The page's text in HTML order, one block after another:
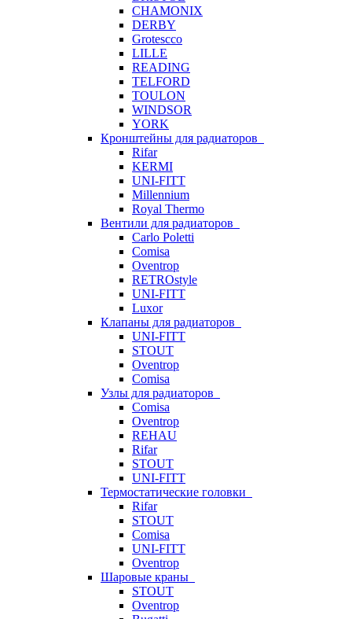
CHAMONIX
DERBY
Grotescco
LILLE
READING
TELFORD
TOULON
WINDSOR
YORK
Кронштейны для радиаторов
Rifar
KERMI
UNI-FITT
Millennium
Royal Thermo
Вентили для радиаторов
Carlo Poletti
Comisa
Oventrop
RETROstyle
UNI-FITT
Luxor
Клапаны для радиаторов
UNI-FITT
STOUT
Oventrop
Comisa
Узлы для радиаторов
Comisa
Oventrop
REHAU
Rifar
STOUT
UNI-FITT
Термостатические головки
Rifar
STOUT
Comisa
UNI-FITT
Oventrop
Шаровые краны
STOUT
Oventrop